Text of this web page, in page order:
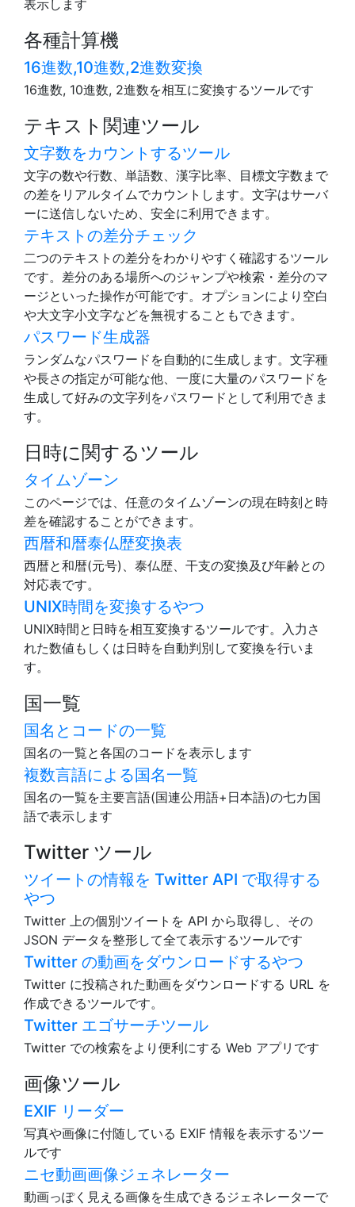
表示します
各種計算機
16進数,10進数,2進数変換
16進数, 10進数, 2進数を相互に変換するツールです
テキスト関連ツール
文字数をカウントするツール
文字の数や行数、単語数、漢字比率、目標文字数まで
の差をリアルタイムでカウントします。文字はサーバ
ーに送信しないため、安全に利用できます。
テキストの差分チェック
二つのテキストの差分をわかりやすく確認するツール
です。差分のある場所へのジャンプや検索・差分のマ
ージといった操作が可能です。オプションにより空白
や大文字小文字などを無視することもできます。
パスワード生成器
ランダムなパスワードを自動的に生成します。文字種
や長さの指定が可能な他、一度に大量のパスワードを
生成して好みの文字列をパスワードとして利用できま
す。
日時に関するツール
タイムゾーン
このページでは、任意のタイムゾーンの現在時刻と時
差を確認することができます。
西暦和暦泰仏歴変換表
西暦と和暦(元号)、泰仏歴、干支の変換及び年齢との
対応表です。
UNIX時間を変換するやつ
UNIX時間と日時を相互変換するツールです。入力さ
れた数値もしくは日時を自動判別して変換を行いま
す。
国一覧
国名とコードの一覧
国名の一覧と各国のコードを表示します
複数言語による国名一覧
国名の一覧を主要言語(国連公用語+日本語)の七カ国
語で表示します
Twitter ツール
ツイートの情報を Twitter API で取得する
やつ
Twitter 上の個別ツイートを API から取得し、その
JSON データを整形して全て表示するツールです
Twitter の動画をダウンロードするやつ
Twitter に投稿された動画をダウンロードする URL を
作成できるツールです。
Twitter エゴサーチツール
Twitter での検索をより便利にする Web アプリです
画像ツール
EXIF リーダー
写真や画像に付随している EXIF 情報を表示するツー
ルです
ニセ動画画像ジェネレーター
動画っぽく見える画像を生成できるジェネレーターで